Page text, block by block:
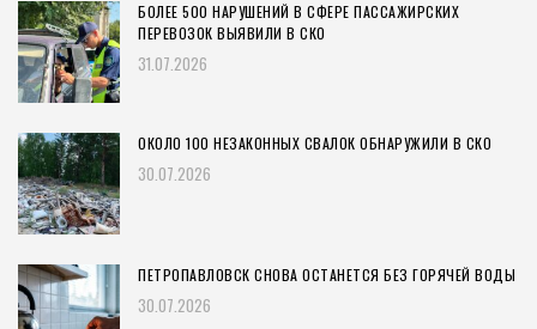
БОЛЕЕ 500 НАРУШЕНИЙ В СФЕРЕ ПАССАЖИРСКИХ
ПЕРЕВОЗОК ВЫЯВИЛИ В СКО
31.07.2026
ОКОЛО 100 НЕЗАКОННЫХ СВАЛОК ОБНАРУЖИЛИ В СКО
30.07.2026
ПЕТРОПАВЛОВСК СНОВА ОСТАНЕТСЯ БЕЗ ГОРЯЧЕЙ ВОДЫ
30.07.2026